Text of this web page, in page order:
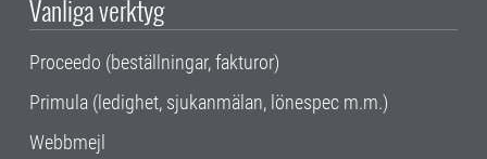
Vanliga verktyg
Proceedo (beställningar, fakturor)
Primula (ledighet, sjukanmälan, lönespec m.m.)
Webbmejl